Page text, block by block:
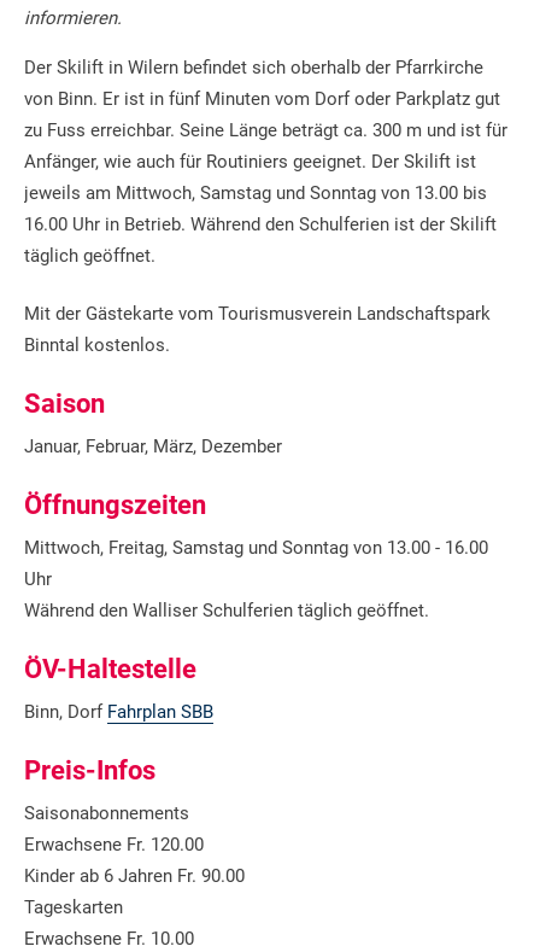
informieren.
Der Skilift in Wilern befindet sich oberhalb der Pfarrkirche
von Binn. Er ist in fünf Minuten vom Dorf oder Parkplatz gut
zu Fuss erreichbar. Seine Länge beträgt ca. 300 m und ist für
Anfänger, wie auch für Routiniers geeignet. Der Skilift ist
jeweils am Mittwoch, Samstag und Sonntag von 13.00 bis
16.00 Uhr in Betrieb. Während den Schulferien ist der Skilift
täglich geöffnet.
Mit der Gästekarte vom Tourismusverein Landschaftspark
Binntal kostenlos.
Saison
Januar, Februar, März, Dezember
Öffnungszeiten
Mittwoch, Freitag, Samstag und Sonntag von 13.00 - 16.00
Uhr
Während den Walliser Schulferien täglich geöffnet.
ÖV-Haltestelle
Binn, Dorf Fahrplan SBB
Preis-Infos
Saisonabonnements
Erwachsene Fr. 120.00
Kinder ab 6 Jahren Fr. 90.00
Tageskarten
Erwachsene Fr. 10.00